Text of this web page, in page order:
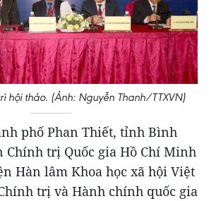
hội thảo. (Ảnh: Nguyễn Thanh/TTXVN)
phố Phan Thiết, tỉnh Bình
Chính trị Quốc gia Hồ Chí Minh
Hàn lâm Khoa học xã hội Việt
trị và Hành chính quốc gia